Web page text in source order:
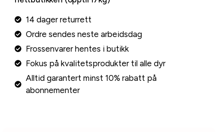
14 dager returrett
Ordre sendes neste arbeidsdag
Frossenvarer hentes i butikk
Fokus på kvalitetsprodukter til alle dyr
Alltid garantert minst 10% rabatt på
abonnementer